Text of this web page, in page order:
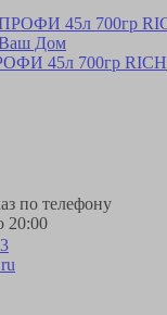
45л 700гр RICH
по телефону
20:00